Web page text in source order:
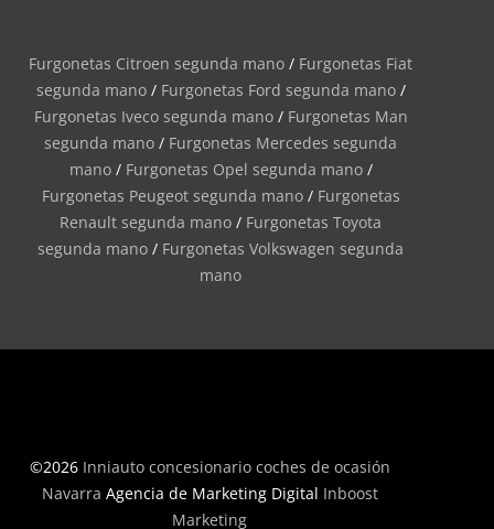
Furgonetas Citroen segunda mano / Furgonetas Fiat
segunda mano/ Furgonetas Ford segunda mano/
Furgonetas Iveco segunda mano/ Furgonetas Man
segunda mano / Furgonetas Mercedes segunda
mano/ Furgonetas Opel segunda mano/
Furgonetas Peugeot segunda mano/ Furgonetas
Renault segunda mano / Furgonetas Toyota
segunda mano / Furgonetas Volkswagen segunda
mano
©2026 Inniauto concesionario coches de ocasión
Navarra Agencia de Marketing Digital Inboost
Marketing